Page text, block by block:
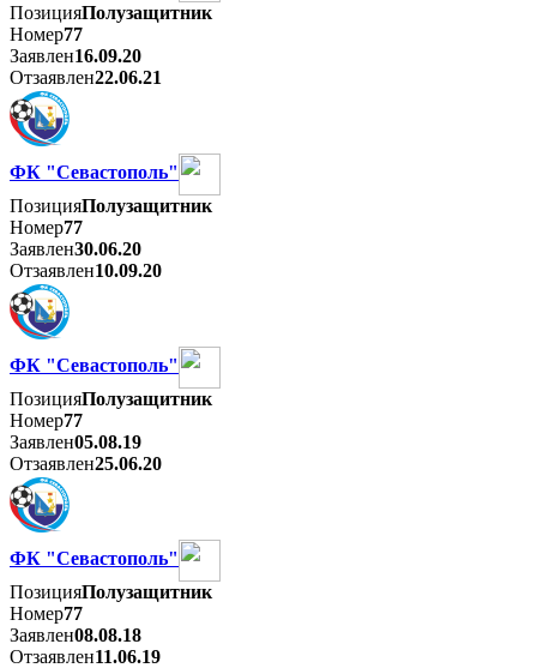
ПозицияПолузащитник
Номер77
Заявлен16.09.20
Отзаявлен22.06.21
ФК "Севастополь"
ПозицияПолузащитник
Номер77
Заявлен30.06.20
Отзаявлен10.09.20
ФК "Севастополь"
ПозицияПолузащитник
Номер77
Заявлен05.08.19
Отзаявлен25.06.20
ФК "Севастополь"
ПозицияПолузащитник
Номер77
Заявлен08.08.18
Отзаявлен11.06.19